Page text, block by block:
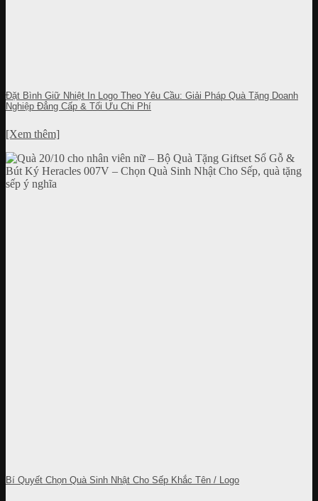
Đặt Bình Giữ Nhiệt In Logo Theo Yêu Cầu: Giải Pháp Quà Tặng Doanh
Nghiệp Đẳng Cấp & Tối Ưu Chi Phí
[Xem thêm]
Bí Quyết Chọn Quà Sinh Nhật Cho Sếp Khắc Tên / Logo